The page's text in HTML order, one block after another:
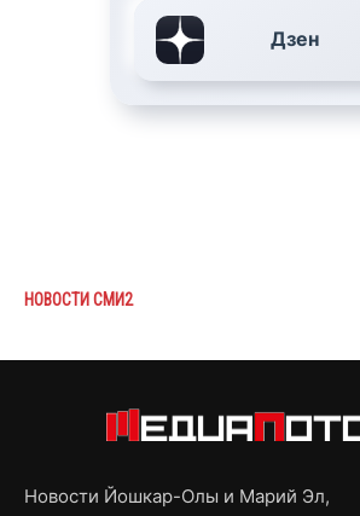
Дзен
НОВОСТИ СМИ2
Новости Йошкар-Олы и Марий Эл,